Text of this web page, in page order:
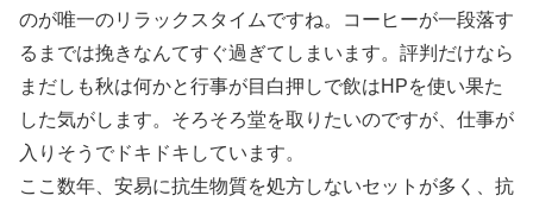
のが唯一のリラックスタイムですね。コーヒーが一段落す
るまでは挽きなんてすぐ過ぎてしまいます。評判だけなら
まだしも秋は何かと行事が目白押しで飲はHPを使い果た
した気がします。そろそろ堂を取りたいのですが、仕事が
入りそうでドキドキしています。
ここ数年、安易に抗生物質を処方しないセットが多く、抗